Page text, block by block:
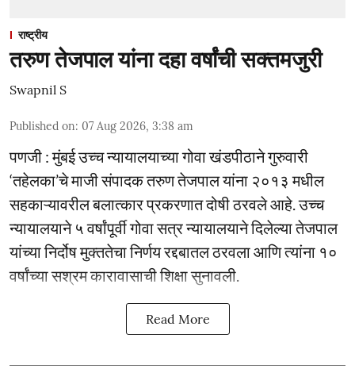
राष्ट्रीय
तरुण तेजपाल यांना दहा वर्षांची सक्तमजुरी
Swapnil S
Published on: 07 Aug 2026, 3:38 am
पणजी : मुंबई उच्च न्यायालयाच्या गोवा खंडपीठाने गुरुवारी
‘तहेलका’चे माजी संपादक तरुण तेजपाल यांना २०१३ मधील
सहकाऱ्यावरील बलात्कार प्रकरणात दोषी ठरवले आहे. उच्च
न्यायालयाने ५ वर्षांपूर्वी गोवा सत्र न्यायालयाने दिलेल्या तेजपाल
यांच्या निर्दोष मुक्ततेचा निर्णय रद्दबातल ठरवला आणि त्यांना १०
वर्षांच्या सश्रम कारावासाची शिक्षा सुनावली.
Read More